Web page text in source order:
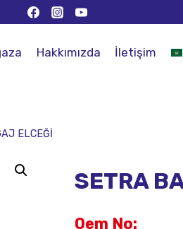
Hakkımızda İletişim
ELCEĞİ
SETRA
Oem No: